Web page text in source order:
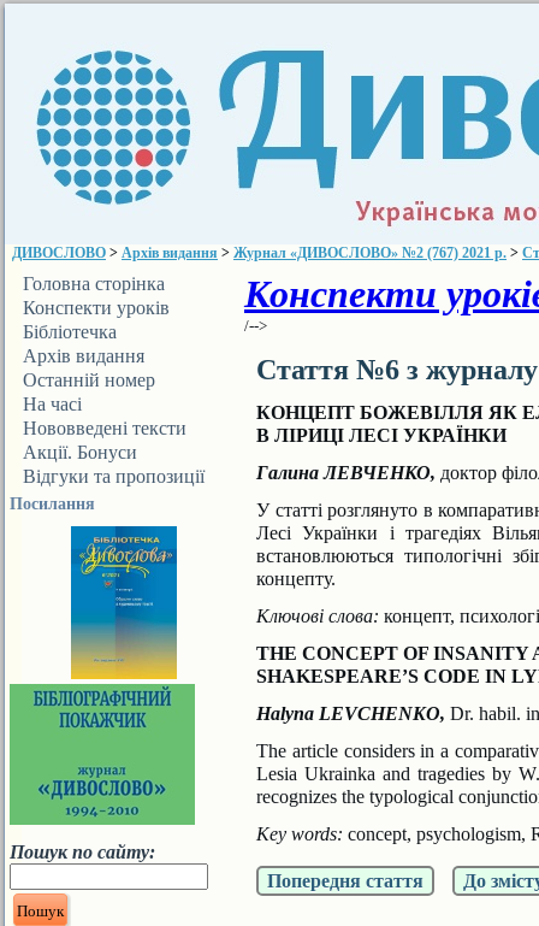
ДИВОСЛОВО > Архів видання > Журнал «ДИВОСЛОВО» №2 (767) 2021 р. >
Головна сторінка
Конспекти уроків
Бібліотечка
ДИВОСЛОВА
Архів видання
Останній номер
На часі
Нововведені тексти
Акції. Бонуси
Відгуки та пропозиції
Посилання
Пошук по сайту:
Конспекти
/-->
Стаття №6 з
КОНЦЕПТ БОЖЕВІЛЛЯ ЯК
В ЛІРИЦІ ЛЕСІ УКРАЇНКИ
Галина ЛЕВЧЕНКО, доктор
У статті розглянуто в
Лесі Українки і трагедіях
встановлюються типологічні
концепту.
Ключові слова: концепт,
THE CONCEPT OF INSANITY
SHAKESPEARE’S CODE IN
Halyna LEVCHENKO, Dr. habil.
The article considers in a
Lesia Ukrainka and tragedies by
recognizes the typological
Key words: concept, psychologism,
Попередня стаття До